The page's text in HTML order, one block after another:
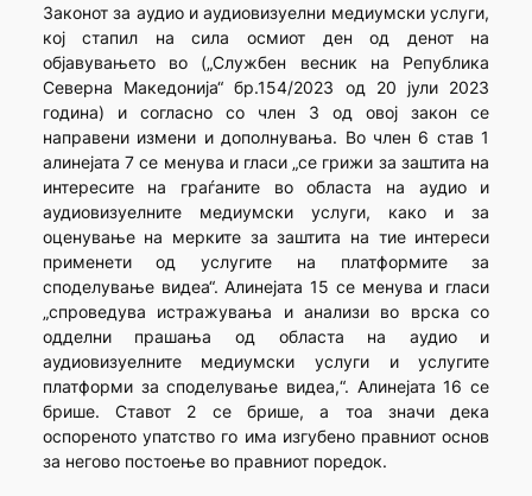
Законот за аудио и аудиовизуелни медиумски услуги,
кој стапил на сила осмиот ден од денот на
објавувањето во („Службен весник на Република
Северна Македонија“ бр.154/2023 од 20 јули 2023
година) и согласно со член 3 од овој закон се
направени измени и дополнувања. Во член 6 став 1
алинејата 7 се менува и гласи „се грижи за заштита на
интересите на граѓаните во областа на аудио и
аудиовизуелните медиумски услуги, како и за
оценување на мерките за заштита на тие интереси
применети од услугите на платформите за
споделување видеа“. Алинејата 15 се менува и гласи
„спроведува истражувања и анализи во врска со
одделни прашања од областа на аудио и
аудиовизуелните медиумски услуги и услугите
платформи за споделување видеа,“. Алинејата 16 се
брише. Ставот 2 се брише, а тоа значи дека
оспореното упатство го има изгубено правниот основ
за негово постоење во правниот поредок.